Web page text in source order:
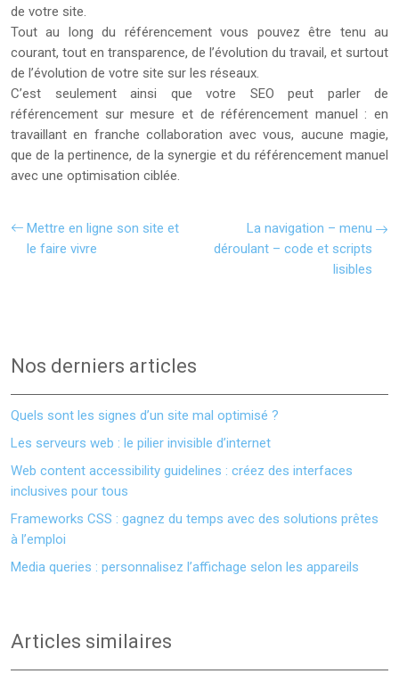
de votre site.
Tout au long du référencement vous pouvez être tenu au
courant, tout en transparence, de l’évolution du travail, et surtout
de l’évolution de votre site sur les réseaux.
C’est seulement ainsi que votre SEO peut parler de
référencement sur mesure et de référencement manuel : en
travaillant en franche collaboration avec vous, aucune magie,
que de la pertinence, de la synergie et du référencement manuel
avec une optimisation ciblée.
Mettre en ligne son site et
le faire vivre
La navigation – menu
déroulant – code et scripts
lisibles
Nos derniers articles
Quels sont les signes d’un site mal optimisé ?
Les serveurs web : le pilier invisible d’internet
Web content accessibility guidelines : créez des interfaces
inclusives pour tous
Frameworks CSS : gagnez du temps avec des solutions prêtes
à l’emploi
Media queries : personnalisez l’affichage selon les appareils
Articles similaires